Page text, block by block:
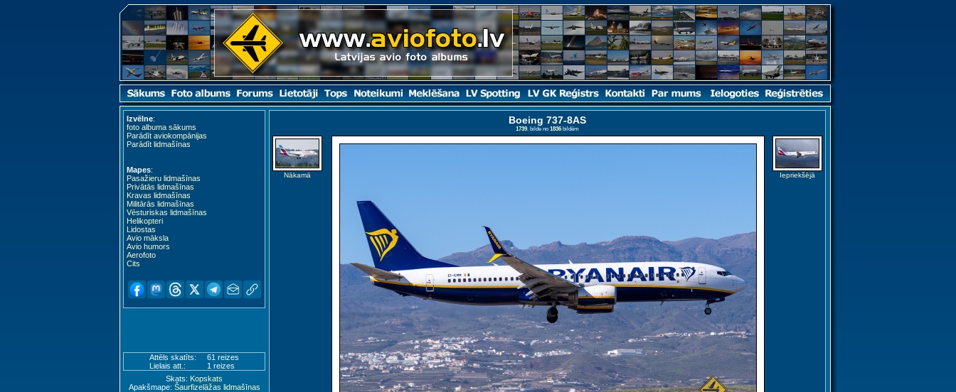
Izvēlne:
foto albuma sākums
Parādīt aviokompānijas
Parādīt lidmašīnas
Mapes:
Pasažieru lidmašīnas
Privātās lidmašīnas
Kravas lidmašīnas
Militārās lidmašīnas
Vēsturiskas lidmašīnas
Helikopteri
Lidostas
Avio māksla
Avio humors
Aerofoto
Cits
Attēls skatīts:
61 reizes
Lielais att.:
1 reizes
Skats: Kopskats
Apakšmape: Šaurfizelāžas lidmašīnas
Boeing 737-8AS
1739. bilde no 1836bildēm
Nākamā Iepriekšējā